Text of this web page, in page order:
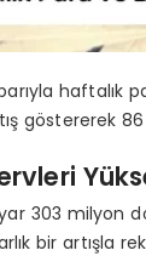
haftalık
göstererek
303 milyon
bir artışla